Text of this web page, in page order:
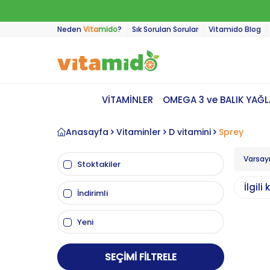
Neden Vitamido? Sık Sorulan Sorular Vitamido Blog
VİTAMİNLER OMEGA 3 ve BALIK
Anasayfa Vitaminler D vitamini Sprey
Stoktakiler
İndirimli
Yeni
SEÇIMI FILTRELE
İlgili